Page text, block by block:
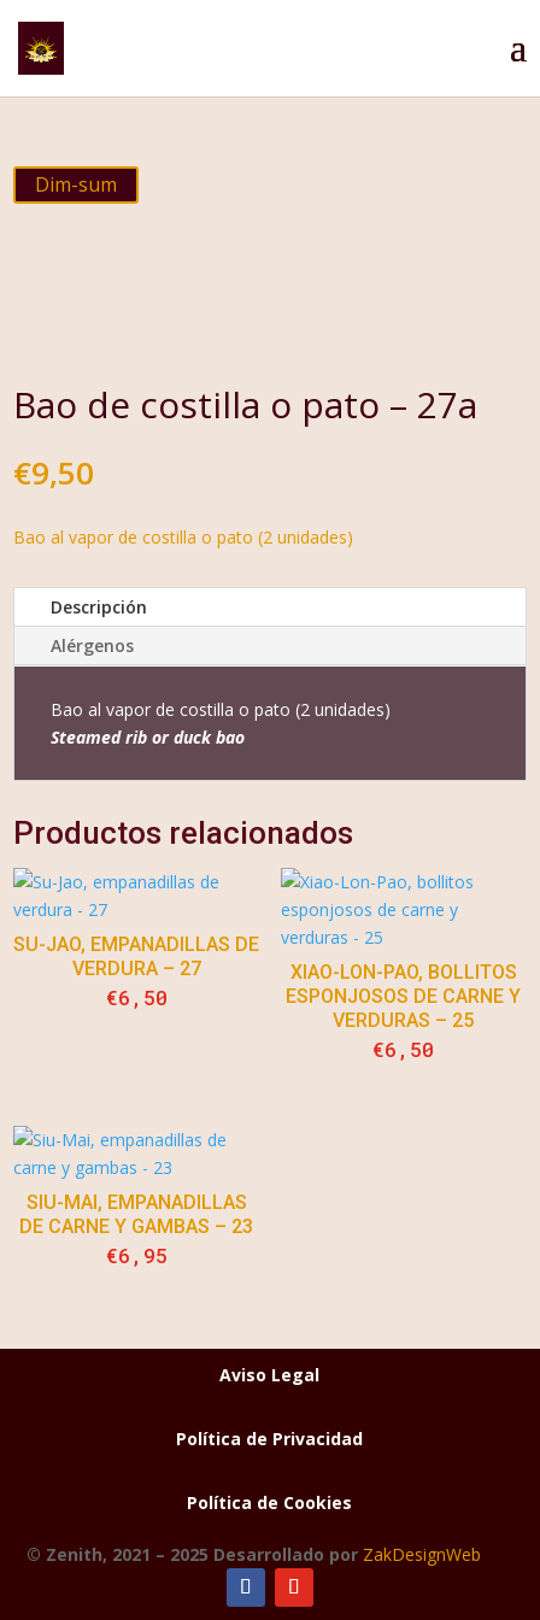
Dim-sum
Bao de costilla o pato – 27a
€9,50
Bao al vapor de costilla o pato (2 unidades)
Descripción
Alérgenos
Bao al vapor de costilla o pato (2 unidades)
Steamed rib or duck bao
Productos relacionados
SU-JAO, EMPANADILLAS DE
VERDURA – 27
€6,50
XIAO-LON-PAO, BOLLITOS
ESPONJOSOS DE CARNE Y
VERDURAS – 25
€6,50
SIU-MAI, EMPANADILLAS
DE CARNE Y GAMBAS – 23
€6,95
Aviso Legal
Política de Privacidad
Política de Cookies
© Zenith, 2021 – 2025 Desarrollado por ZakDesignWeb